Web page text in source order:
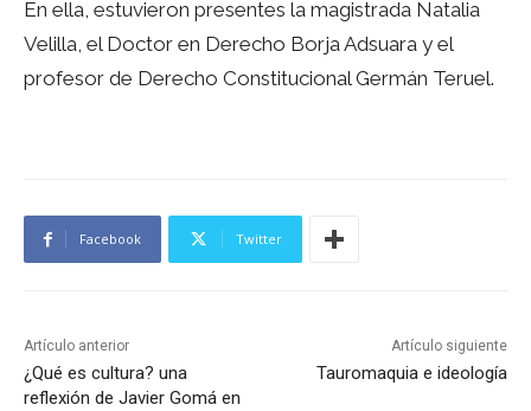
En ella, estuvieron presentes la magistrada Natalia
Velilla, el Doctor en Derecho Borja Adsuara y el
profesor de Derecho Constitucional Germán Teruel.
Facebook Twitter
Artículo anterior
¿Qué es cultura? una
reflexión de Javier Gomá en
Artículo siguiente
Tauromaquia e ideología